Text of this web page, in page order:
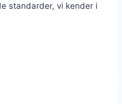
standarder, vi kender i